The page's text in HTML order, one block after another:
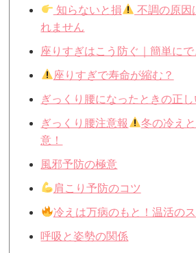
知らないと損
不調の原因
れません
座りすぎはこう防ぐ｜簡単に
座りすぎで寿命が縮む？
ぎっくり腰になったときの正
ぎっくり腰注意報
冬の冷え
意！
風邪予防の極意
肩こり予防のコツ
冷えは万病のもと！温活の
呼吸と姿勢の関係